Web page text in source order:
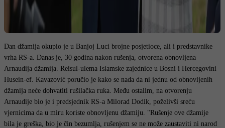
Dan džamija okupio je u Banjoj Luci brojne posjetioce, ali i predstavnike
vrha RS-a. Danas je, 30 godina nakon rušenja, otvorena obnovljena
Arnaudija džamija. Reisul-ulema Islamske zajednice u Bosni i Hercegovini
Husein-ef. Kavazović poručio je kako se nada da ni jednu od obnovljenih
džamija neće dohvatiti rušilačka ruka. Među ostalim, na otvorenju
Arnaudije bio je i predsjednik RS-a Milorad Dodik, poželivši sreću
vjernicima da u miru koriste obnovljenu džamiju. "Rušenje ove džamije
bila je greška, bio je čin bezumlja, rušenjem se ne može zaustaviti ni narod